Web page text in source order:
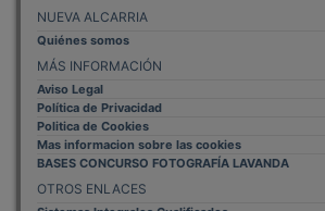
NUEVA ALCARRIA
Quiénes somos
MÁS INFORMACIÓN
Aviso Legal
Política de Privacidad
Politica de Cookies
Mas informacion sobre las cookies
BASES CONCURSO FOTOGRAFÍA LAVANDA
OTROS ENLACES